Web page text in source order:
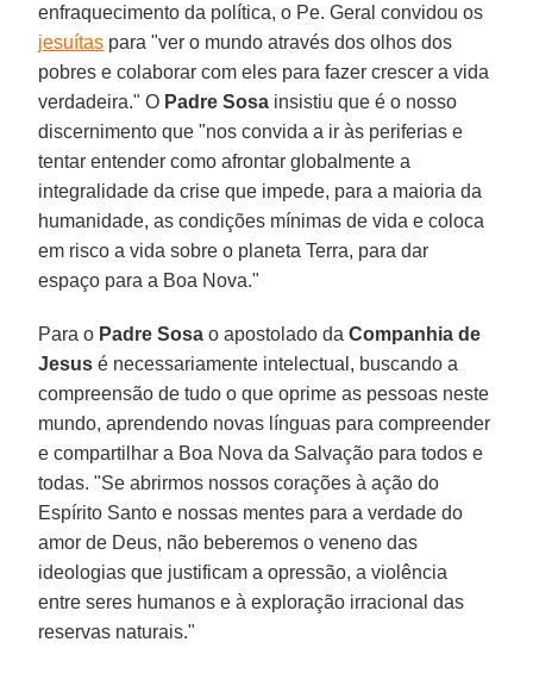
enfraquecimento da política, o Pe. Geral convidou os
jesuítas para "ver o mundo através dos olhos dos
pobres e colaborar com eles para fazer crescer a vida
verdadeira." O Padre Sosa insistiu que é o nosso
discernimento que "nos convida a ir às periferias e
tentar entender como afrontar globalmente a
integralidade da crise que impede, para a maioria da
humanidade, as condições mínimas de vida e coloca
em risco a vida sobre o planeta Terra, para dar
espaço para a Boa Nova."
Para o Padre Sosa o apostolado daCompanhia de
Jesus é necessariamente intelectual, buscando a
compreensão de tudo o que oprime as pessoas neste
mundo, aprendendo novas línguas para compreender
e compartilhar a Boa Nova da Salvação para todos e
todas. "Se abrirmos nossos corações à ação do
Espírito Santo e nossas mentes para a verdade do
amor de Deus, não beberemos o veneno das
ideologias que justificam a opressão, a violência
entre seres humanos e à exploração irracional das
reservas naturais."